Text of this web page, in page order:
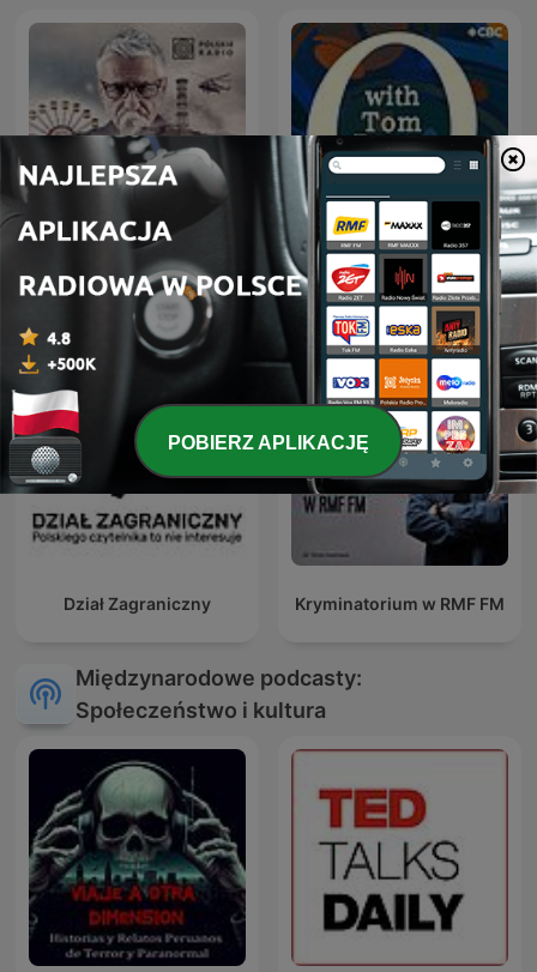
Czarnobyl. Prawdziwa
historia
Q with Tom Power
Dział Zagraniczny Kryminatorium w RMF FM
Międzynarodowe podcasty:
Społeczeństwo i kultura
POBIERZ APLIKACJĘ